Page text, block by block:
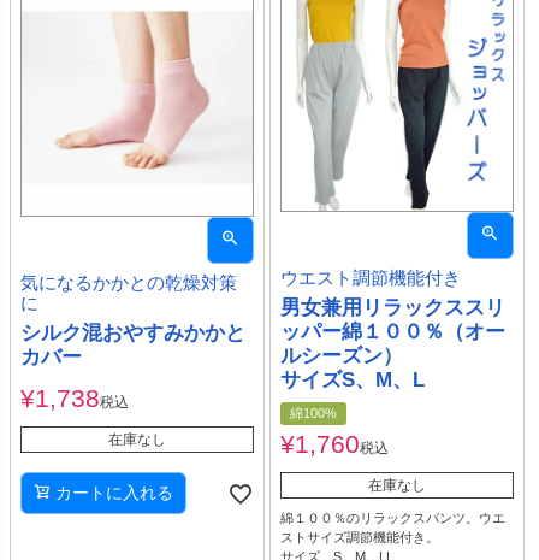
気になるかかとの乾燥対策
に
シルク混おやすみかかと
カバー
¥1,738税込
在庫なし
カートに入れる
ウエスト調節機能付き
男女兼用リラックススリ
ッパー綿１００％（オー
ルシーズン）
サイズS、M、L
綿100%
¥1,760税込
在庫なし
綿１００％のリラックスパンツ。ウエ
ストサイズ調節機能付き。
サイズ S、M、LL